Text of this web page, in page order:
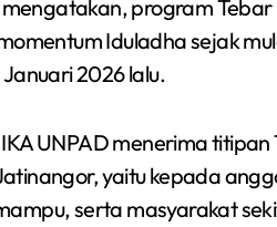
mengatakan, program
Iduladha sejak
2026 lalu.
UNPAD menerima titipan
yaitu kepada
serta masyarakat